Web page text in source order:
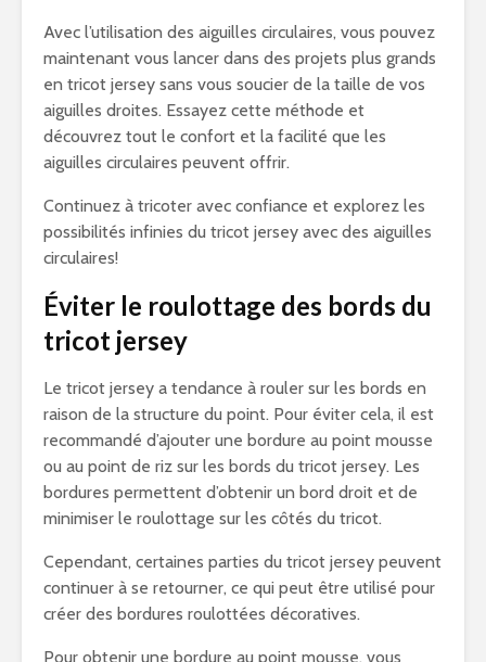
Avec l’utilisation des aiguilles circulaires, vous pouvez
maintenant vous lancer dans des projets plus grands
en tricot jersey sans vous soucier de la taille de vos
aiguilles droites. Essayez cette méthode et
découvrez tout le confort et la facilité que les
aiguilles circulaires peuvent offrir.
Continuez à tricoter avec confiance et explorez les
possibilités infinies du tricot jersey avec des aiguilles
circulaires!
Éviter le roulottage des bords du
tricot jersey
Le tricot jersey a tendance à rouler sur les bords en
raison de la structure du point. Pour éviter cela, il est
recommandé d’ajouter une bordure au point mousse
ou au point de riz sur les bords du tricot jersey. Les
bordures permettent d’obtenir un bord droit et de
minimiser le roulottage sur les côtés du tricot.
Cependant, certaines parties du tricot jersey peuvent
continuer à se retourner, ce qui peut être utilisé pour
créer des bordures roulottées décoratives.
Pour obtenir une bordure au point mousse, vous